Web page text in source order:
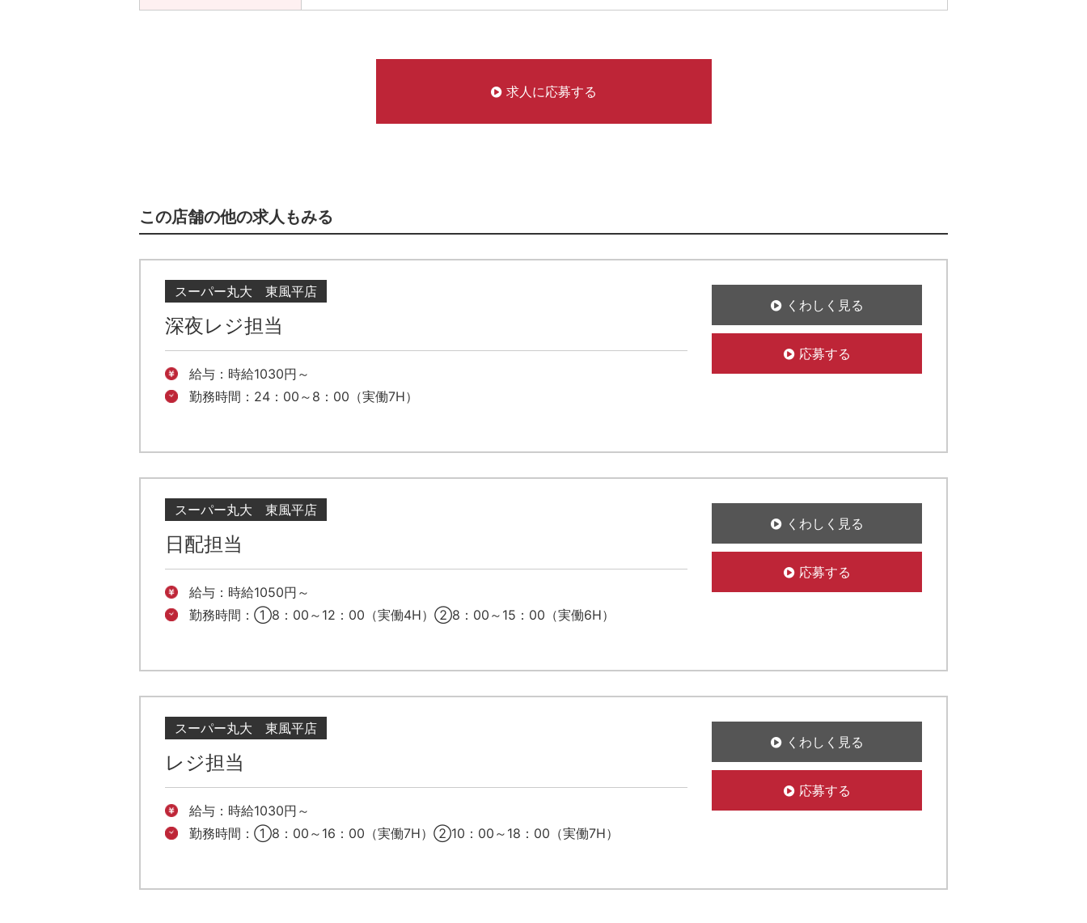
求人に応募する
この店舗の他の求人もみる
スーパー丸大 東風平店
深夜レジ担当
給与：時給1030円～
勤務時間：24：00～8：00（実働7H）
くわしく見る
応募する
スーパー丸大 東風平店
日配担当
給与：時給1050円～
勤務時間：①8：00～12：00（実働4H）②8：00～15：00（実働6H）
くわしく見る
応募する
スーパー丸大 東風平店
レジ担当
給与：時給1030円～
勤務時間：①8：00～16：00（実働7H）②10：00～18：00（実働7H）
くわしく見る
応募する